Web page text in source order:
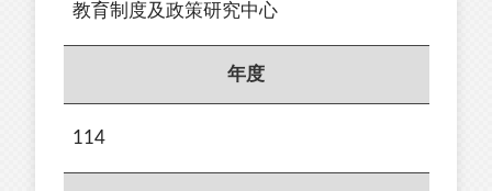
教育制度及政策研究中心
年度
114